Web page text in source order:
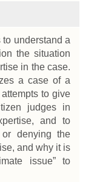
understand a
the situation
in the case.
a case of a
to give
judges in
and to
denying the
and why it is
issue” to